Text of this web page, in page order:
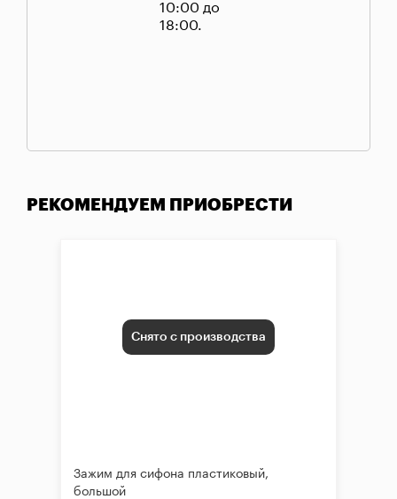
10:00 до
18:00.
РЕКОМЕНДУЕМ ПРИОБРЕСТИ
Снято с производства
Зажим для сифона пластиковый,
большой